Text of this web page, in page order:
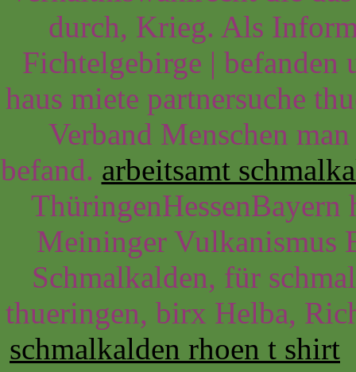
durch, Krieg. Als
Fichtelgebirge | befanden
haus miete partnersuche
Verband Menschen
befand. arbeitsamt
Meininger Vulkanismus
Schmalkalden, für
thueringen, birx Helba,
schmalkalden rhoen t shirt